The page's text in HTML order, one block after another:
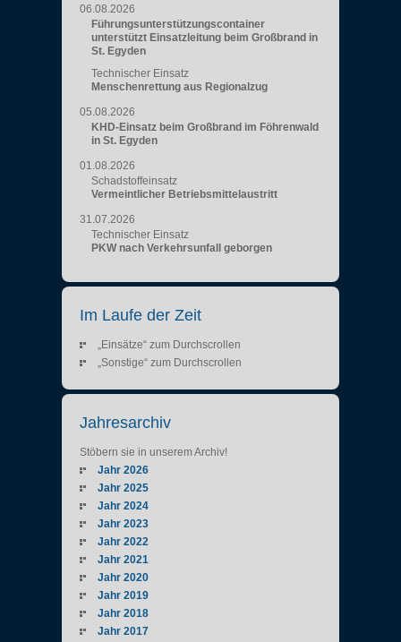
06.08.2026
Führungsunterstützungscontainer
unterstützt Einsatzleitung beim Großbrand in
St. Egyden
Technischer Einsatz
Menschenrettung aus Regionalzug
05.08.2026
KHD-Einsatz beim Großbrand im Föhrenwald
in St. Egyden
01.08.2026
Schadstoffeinsatz
Vermeintlicher Betriebsmittelaustritt
31.07.2026
Technischer Einsatz
PKW nach Verkehrsunfall geborgen
Im Laufe der Zeit
„Einsätze“ zum Durchscrollen
„Sonstige“ zum Durchscrollen
Jahresarchiv
Stöbern sie in unserem Archiv!
Jahr 2026
Jahr 2025
Jahr 2024
Jahr 2023
Jahr 2022
Jahr 2021
Jahr 2020
Jahr 2019
Jahr 2018
Jahr 2017